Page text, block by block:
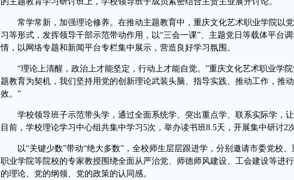
常学常新，加强理论修养。在推动主题教育中，重庆文化艺术职业学院以
习等形式，发挥领导干部示范带动作用，以“三会一课”、主题党日等载体平台
情，以网络专题和新闻平台专栏集中展示，营造良好学习氛围。
“理论上清醒，政治上才能坚定，行动上才能自觉。”重庆文化艺术职业学院
题教育为契机，我们坚持用党的创新理论武装头脑、指导实践、推动工作，推
效。”
学校领导班子示范带头学，通过全面系统学、突出重点学、联系实际学，让
目前，学校理论学习中心组共集中学习5次，举办读书班8.5天，开展集中研讨2次
以“关键少数”带动“绝大多数”，全校师生层层跟进学，分别邀请市委党校、
职业学院等院校的专家教授围绕全面从严治党、师德师风建设、工会建设等进
的理论、党的纲领、党的政策的认同感。